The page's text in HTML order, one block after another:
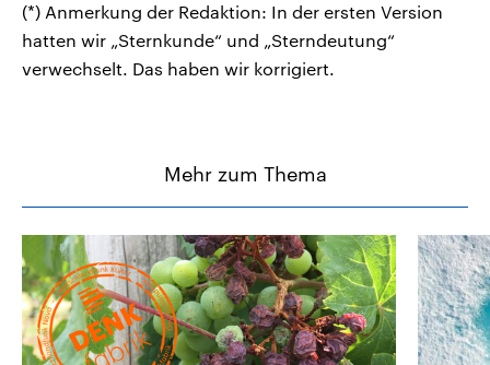
(*) Anmerkung der Redaktion: In der ersten Version
hatten wir „Sternkunde“ und „Sterndeutung“
verwechselt. Das haben wir korrigiert.
Mehr zum Thema